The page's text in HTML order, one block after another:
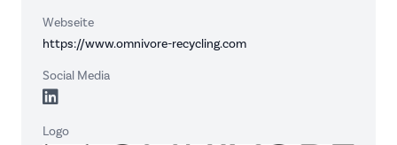
Webseite
https://www.omnivore-recycling.com
Social Media
Logo